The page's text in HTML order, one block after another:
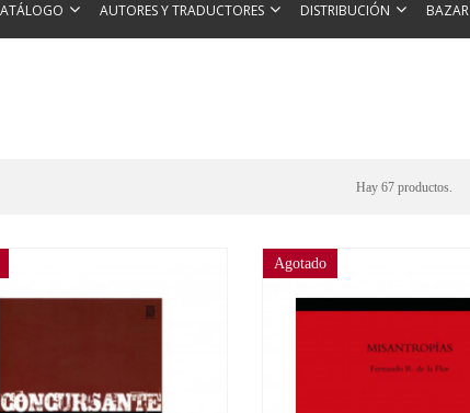
AUTORES Y TRADUCTORES DISTRIBUCIÓN BAZAR
Hay 67 productos.
Agotado